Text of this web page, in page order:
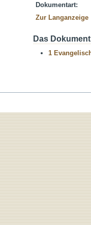
Dokumentart:
Zur Langanzeige
Das
1